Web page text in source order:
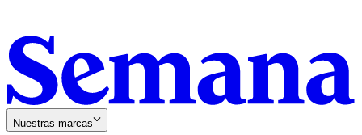
Nuestras marcas